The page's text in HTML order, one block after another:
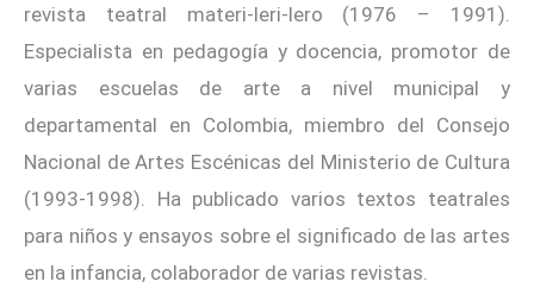
revista teatral materi-leri-lero (1976 – 1991).
Especialista en pedagogía y docencia, promotor de
varias escuelas de arte a nivel municipal y
departamental en Colombia, miembro del Consejo
Nacional de Artes Escénicas del Ministerio de Cultura
(1993-1998). Ha publicado varios textos teatrales
para niños y ensayos sobre el significado de las artes
en la infancia, colaborador de varias revistas.